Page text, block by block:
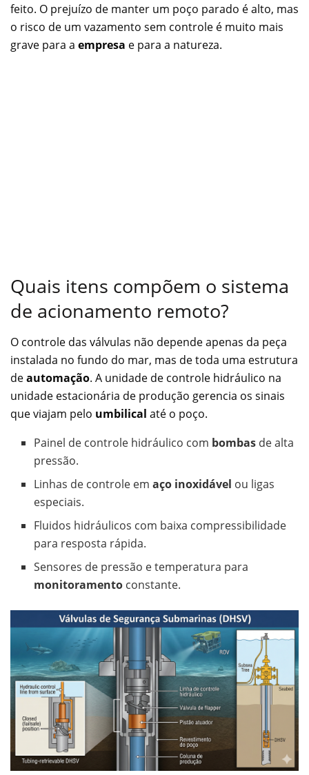
feito. O prejuízo de manter um poço parado é alto, mas
o risco de um vazamento sem controle é muito mais
grave para a empresa e para a natureza.
Quais itens compõem o sistema
de acionamento remoto?
O controle das válvulas não depende apenas da peça
instalada no fundo do mar, mas de toda uma estrutura
deautomação. A unidade de controle hidráulico na
unidade estacionária de produção gerencia os sinais
que viajam pelo umbilical até o poço.
Painel de controle hidráulico com bombas de alta
pressão.
Linhas de controle emaço inoxidável ou ligas
especiais.
Fluidos hidráulicos com baixa compressibilidade
para resposta rápida.
Sensores de pressão e temperatura para
monitoramento constante.